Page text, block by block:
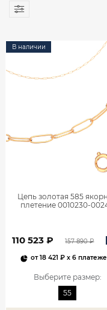
В наличии
Цепь золотая 585
плетение 0010230-
110 523 ₽ 157 890 ₽
от18 421 ₽ x 6
Выберите размер:
55